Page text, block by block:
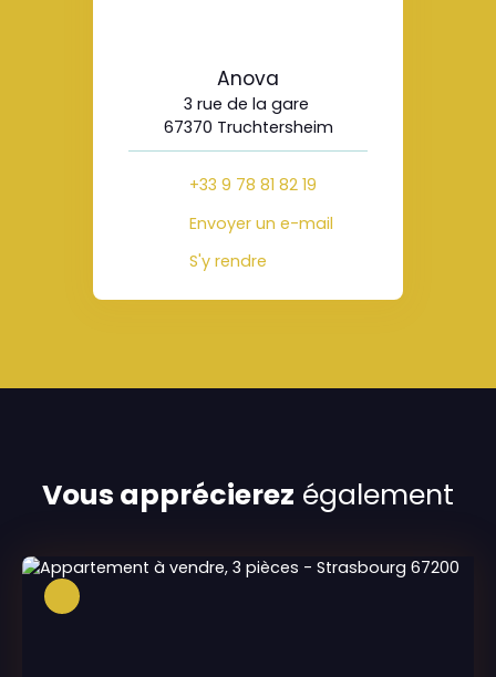
Anova
3 rue de la gare
67370 Truchtersheim
+33 9 78 81 82 19
Envoyer un e-mail
S'y rendre
Vous apprécierez également